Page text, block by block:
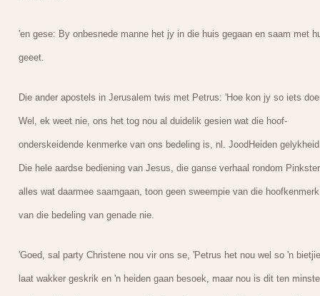
'en gese: By onbesnede manne het jy in die huis gegaan en saam met
geeet.
Die ander apostels in Jerusalem twis met Petrus: 'Hoe kon jy so iets
Wel, ek weet nie, ons het tog nou al duidelik gesien wat die hoof-
onderskeidende kenmerke van ons bedeling is, nl. JoodHeiden
Die hele aardse bediening van Jesus, die ganse verhaal rondom
alles wat daarmee saamgaan, toon geen sweempie van die hoofkenmerk
van die bedeling van genade nie.
'Goed, sal party Christene nou vir ons se, 'Petrus het nou wel so 'n bietjie
laat wakker geskrik en 'n heiden gaan besoek, maar nou is dit ten minste